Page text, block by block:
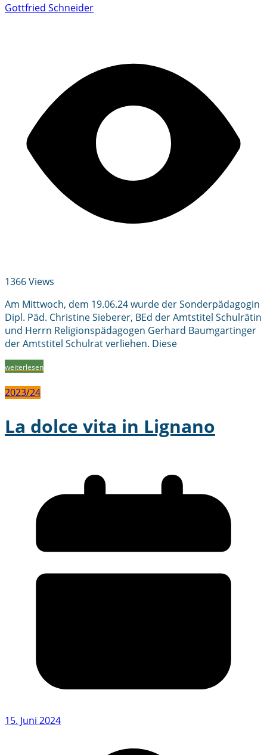
Gottfried Schneider
1366 Views
Am Mittwoch, dem 19.06.24 wurde der Sonderpädagogin
Dipl. Päd. Christine Sieberer, BEd der Amtstitel Schulrätin
und Herrn Religionspädagogen Gerhard Baumgartinger
der Amtstitel Schulrat verliehen. Diese
weiterlesen
2023/24
La dolce vita in Lignano
15. Juni 2024